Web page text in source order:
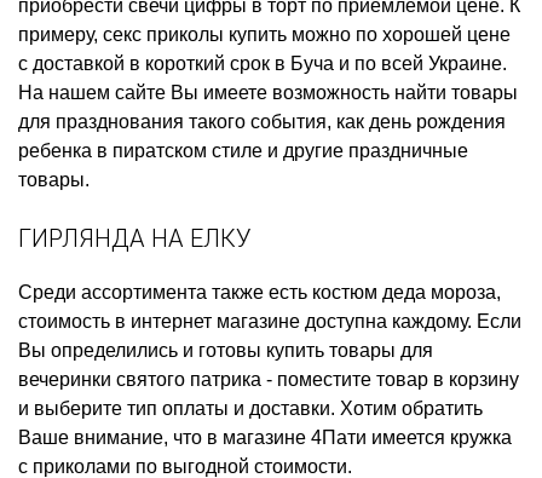
приобрести свечи цифры в торт по приемлемой цене. К
примеру, секс приколы купить можно по хорошей цене
с доставкой в короткий срок в Буча и по всей Украине.
На нашем сайте Вы имеете возможность найти товары
для празднования такого события, как день рождения
ребенка в пиратском стиле и другие праздничные
товары.
ГИРЛЯНДА НА ЕЛКУ
Среди ассортимента также есть костюм деда мороза,
стоимость в интернет магазине доступна каждому. Если
Вы определились и готовы купить товары для
вечеринки святого патрика - поместите товар в корзину
и выберите тип оплаты и доставки. Хотим обратить
Ваше внимание, что в магазине 4Пати имеется кружка
с приколами по выгодной стоимости.